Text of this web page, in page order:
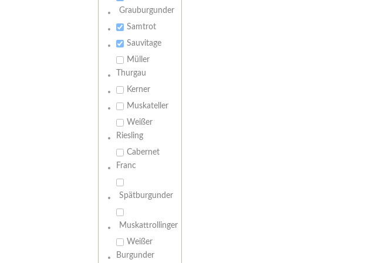
Grauburgunder
Samtrot
Sauvitage
Müller
Thurgau
Kerner
Muskateller
Weißer
Riesling
Cabernet
Franc
Spätburgunder
Muskattrollinger
Weißer
Burgunder